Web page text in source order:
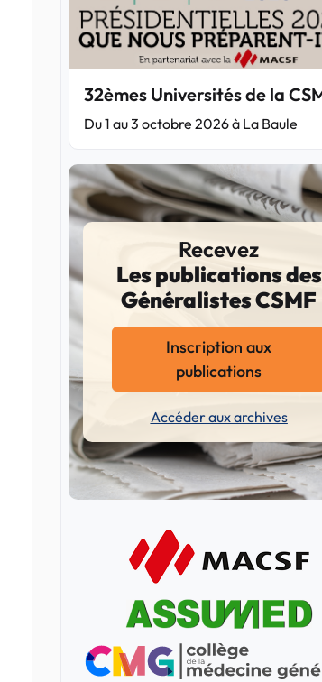
32èmes Universités de la
Du 1 au 3 octobre 2026 à La Baule
Recevez
Les publications des
Généralistes CSMF
Inscription aux
publications
Accéder aux archives